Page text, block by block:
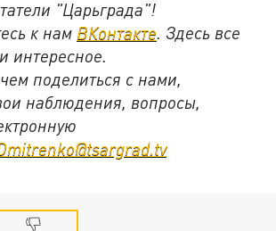
"Царьграда"!
к нам ВКонтакте. Здесь все
интересное.
поделиться с нами,
наблюдения, вопросы,